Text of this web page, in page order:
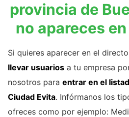
provincia de
no apareces
Si quieres aparecer en el
llevar usuarios a tu empresa
nosotros para entrar en el
Ciudad Evita. Infórmanos los
ofreces como por ejemplo: